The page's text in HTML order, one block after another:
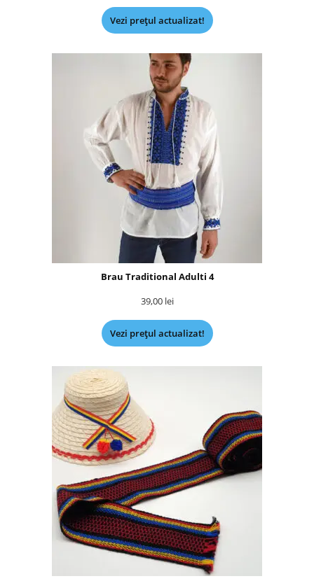
Vezi prețul actualizat!
Brau Traditional Adulti 4
39,00 lei
Vezi prețul actualizat!